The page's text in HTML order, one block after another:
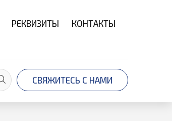
РЕКВИЗИТЫ КОНТАКТЫ
СВЯЖИТЕСЬ С НАМИ